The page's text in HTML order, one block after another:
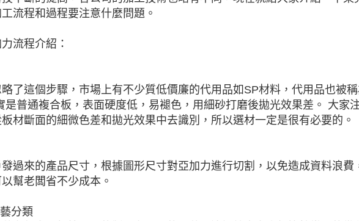
流程和過程要注意什麼問題。
流程介紹：
了這個步驟，市場上有不少質低價廉的代用品如SP材料，代用品也被稱
是普通複合板，表面硬度低，易褪色，用細砂打磨後拋光效果差。 大家
材斷面的細微色差和拋光效果中去識別，所以選材一定是很有必要的。
過來的產品尺寸，根據圖形尺寸對亞加力進行切割，以免造成資料浪費
幫老闆省不少成本。
分類